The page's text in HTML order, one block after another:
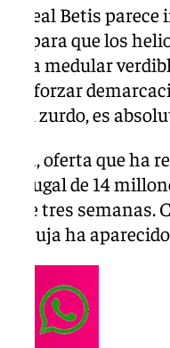
Real Betis
para que los
la medular
reforzar
zurdo, es
oferta que ha
de 14
tres semanas.
la puja ha